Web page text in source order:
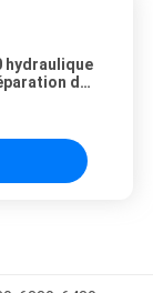
hydraulique
de